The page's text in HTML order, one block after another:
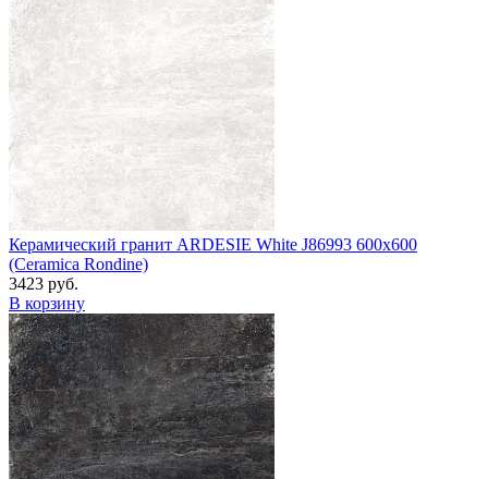
Керамический гранит ARDESIE White J86993 600x600
(Ceramica Rondine)
3423 руб.
В корзину